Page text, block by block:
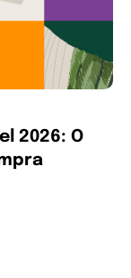
2026: O